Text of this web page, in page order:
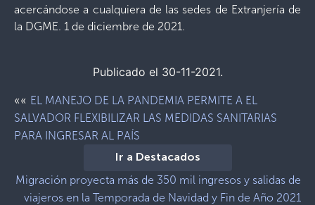
acercándose a cualquiera de las sedes de Extranjería de
la DGME. 1 de diciembre de 2021.
Publicado el 30-11-2021.
«« EL MANEJO DE LA PANDEMIA PERMITE A EL
SALVADOR FLEXIBILIZAR LAS MEDIDAS SANITARIAS
PARA INGRESAR AL PAÍS
Ir a Destacados
Migración proyecta más de 350 mil ingresos y salidas de
viajeros en la Temporada de Navidad y Fin de Año 2021